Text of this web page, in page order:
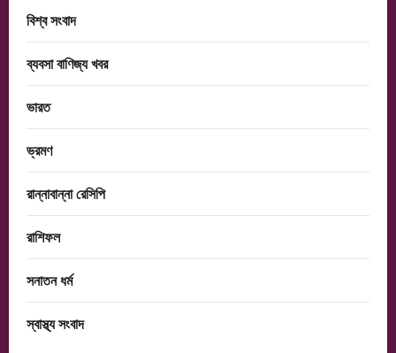
বিশ্ব সংবাদ
ব্যবসা বাণিজ্য খবর
ভারত
ভ্রমণ
রান্নাবান্না রেসিপি
রাশিফল
সনাতন ধর্ম
স্বাস্থ্য সংবাদ